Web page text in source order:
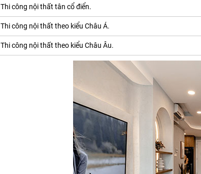
Thi công nội thất tân cổ điển.
Thi công nội thất theo kiểu Châu Á.
Thi công nội thất theo kiểu Châu Âu.